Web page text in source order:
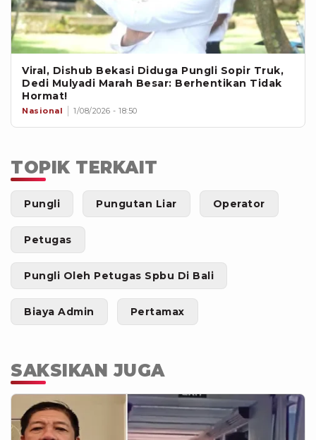
Viral, Dishub Bekasi Diduga Pungli Sopir Truk,
Dedi Mulyadi Marah Besar: Berhentikan Tidak
Hormat!
Nasional 1/08/2026 - 18:50
TOPIK TERKAIT
Pungli Pungutan Liar Operator
Petugas
Pungli Oleh Petugas Spbu Di Bali
Biaya Admin Pertamax
SAKSIKAN JUGA